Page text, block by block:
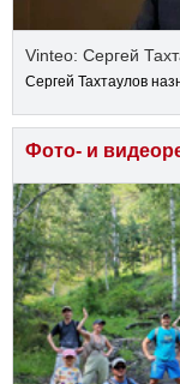
Vinteo: Сергей
Сергей Тахтаулов
Фото- и